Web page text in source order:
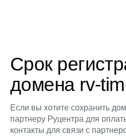
Срок
домена rv-
Если вы хотите сохранить
партнеру Руцентра для
контакты для связи с